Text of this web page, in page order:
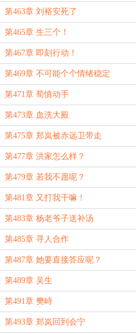
第463章 刘裕安死了
第465章 生三个！
第467章 即刻行动！
第469章 不可能个个情绪稳定
第471章 荀慎动手
第473章 血洗大殿
第475章 郑岚被赤远卫带走
第477章 洪家怎么样？
第479章 若我不愿呢？
第481章 又打我干嘛！
第483章 杨老爷子送补汤
第485章 寻人合作
第487章 她要直接答应呢？
第489章 吴生
第491章 樊峙
第493章 郑岚回到会宁